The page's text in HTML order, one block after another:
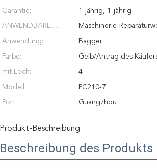
Garantie: 1-jährig, 1-jährig
ANWENDBARE
INDUSTRIEN:
Maschinerie-
works&nbsp;
Anwendung: Bagger
Farbe: Gelb/Antrag des
mit Loch: 4
Modell: PC210-7
Port: Guangzhou
Produkt-Beschreibung
Beschreibung des Produkts